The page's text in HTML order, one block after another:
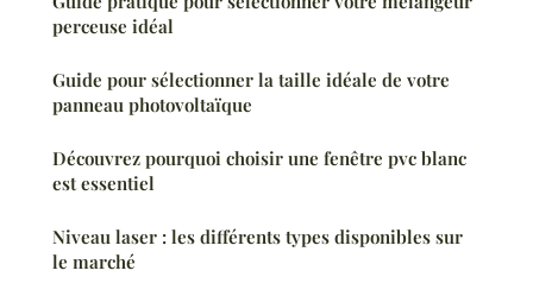
perceuse idéal
Guide pour sélectionner la taille idéale de votre
panneau photovoltaïque
Découvrez pourquoi choisir une fenêtre pvc blanc
est essentiel
Niveau laser : les différents types disponibles sur
le marché